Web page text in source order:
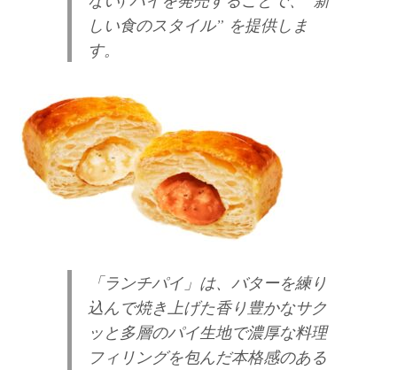
しい食のスタイル” を提供しま
す。
「ランチパイ」は、バターを練り
込んで焼き上げた香り豊かなサク
ッと多層のパイ生地で濃厚な料理
フィリングを包んだ本格感のある